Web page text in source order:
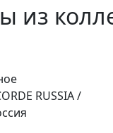
из
RUSSIA/